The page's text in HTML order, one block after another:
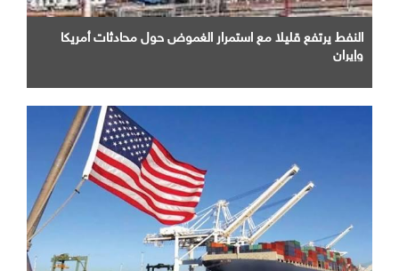
النفط يرتفع قليلا مع استمرار الغموض حول محادثات أمريكا
وإيران